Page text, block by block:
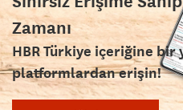
Zamanı
HBR Türkiye içeriğine bir
platformlardan erişin!